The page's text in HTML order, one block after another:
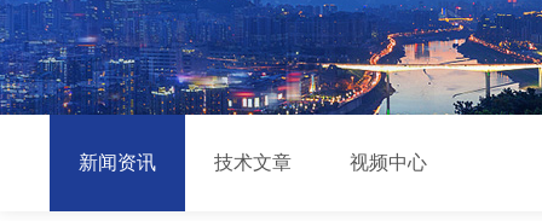
新闻资讯 技术文章 视频中心